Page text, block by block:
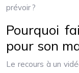
prévoir ?
Pourquoi
pour son
Le recours à un